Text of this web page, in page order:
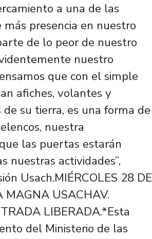
a una de las
presencia en nuestro
de lo peor de nuestro
nuestro
que con el simple
afiches, volantes y
su tierra, es una forma de
nuestra
las puertas estarán
nuestras actividades”,
Usach.MIÉRCOLES 28 DE
MAGNA USACHAV.
LIBERADA.*Esta
del Ministerio de las